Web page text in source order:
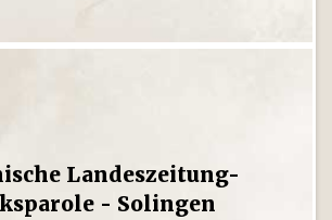
Landeszeitung-
- Solingen